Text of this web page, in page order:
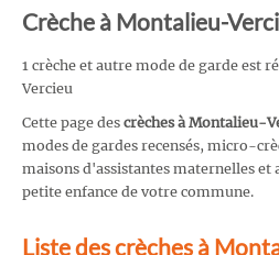
Crèche à Montalieu-
1 crèche et autre mode de garde est
Vercieu
Cette page des crèches à Montalieu-
modes de gardes recensés, micro-
maisons d'assistantes maternelles et
petite enfance de votre commune.
Liste des crèches à